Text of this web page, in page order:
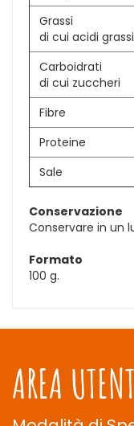
Grassi
di cui acidi
Carboidrati
di cui zuccheri
Fibre
Proteine
Sale
Conservazione
Conservare in un
Formato
100 g.
AREA